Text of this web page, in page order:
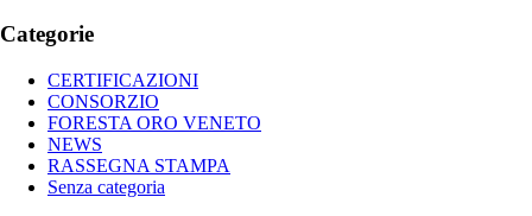
Categorie
CERTIFICAZIONI
CONSORZIO
FORESTA ORO VENETO
NEWS
RASSEGNA STAMPA
Senza categoria